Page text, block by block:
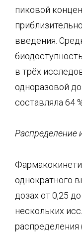
пиковой
введения.
в трёх
одноразовой
составляла 64
Распределение
однократного
дозах от 0,25
нескольких
распределения